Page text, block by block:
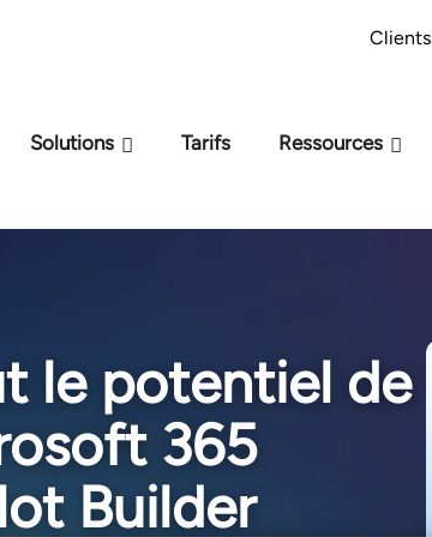
Clients
Solutions Tarifs Ressources
le potentiel de
365
Builder